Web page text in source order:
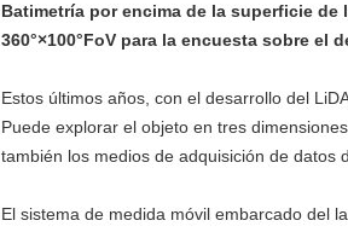
Batimetría por encima de la superficie de
360°×100°FoV para la encuesta sobre el
Estos últimos años, con el desarrollo del
Puede explorar el objeto en tres
también los medios de adquisición de datos
El sistema de medida móvil embarcado del